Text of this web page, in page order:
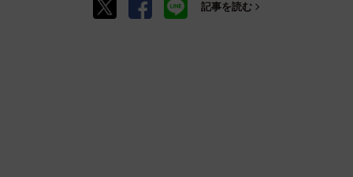
記事を読む